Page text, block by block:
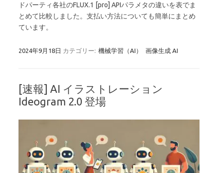
ドパーティ各社のFLUX.1 [pro] APIパラメタの違いを表でま
とめて比較しました。支払い方法についても簡単にまとめ
ています。
2024年9月18日 カテゴリー: 機械学習（AI） 画像生成 AI
[速報] AI イラストレーション
Ideogram 2.0 登場